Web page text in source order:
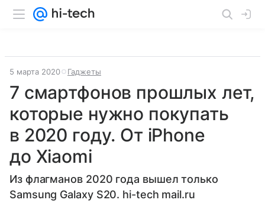
5 марта 2020 Гаджеты
7 смартфонов прошлых лет,
которые нужно покупать
в 2020 году. От iPhone
до Xiaomi
Из флагманов 2020 года вышел только
Samsung Galaxy S20. hi-tech mail.ru